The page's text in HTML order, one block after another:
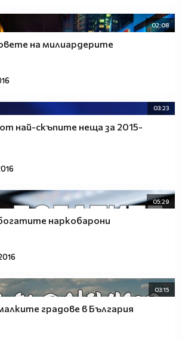
02:08
на милиардерите
03:23
най-скъпите неща за 2015-
05:29
наркобарони
03:15
градове в България